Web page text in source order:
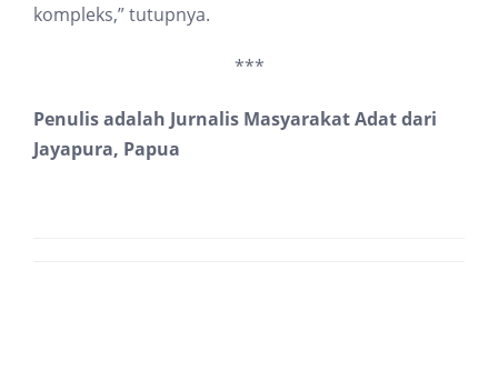
kompleks,” tutupnya.
***
Penulis adalah Jurnalis Masyarakat Adat dari
Jayapura, Papua